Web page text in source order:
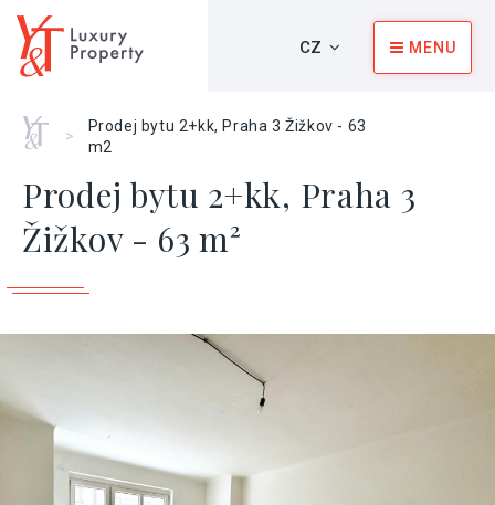
CZ MENU
Home
>
Prodej bytu 2+kk, Praha 3 Žižkov - 63
m2
Prodej bytu 2+kk, Praha 3
Žižkov - 63 m²